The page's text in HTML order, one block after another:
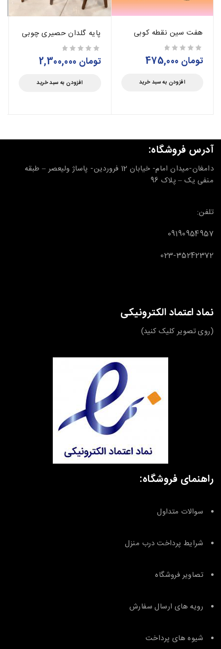
هفت سین نقطه کوبی
تومان
افزودن به سبد خرید
پایه گلدان حصیری چوبی
تومان
افزودن به سبد خرید
آدرس فروشگاه:
دامغان-میدان امام- خیابان 12 فروردین- پاساژ ولیعصر – طبقه
منفی یک – پلاک 96
تلفن:
09190954957
023-35242372
نماد اعتماد الکترونیکی
(روی تصویر کلیک کنید)
راهنمای فروشگاه:
سوالات متداول
شرایط پرداخت درب منزل
تصاویر فروشگاه
رویه های ارسال سفارش
شیوه های پرداخت